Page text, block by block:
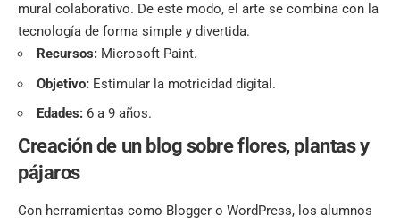
mural colaborativo. De este modo, el arte se combina con la
tecnología de forma simple y divertida.
Recursos: Microsoft Paint.
Objetivo: Estimular la motricidad digital.
Edades: 6 a 9 años.
Creación de un blog sobre flores, plantas y
pájaros
Con herramientas como Blogger o WordPress, los alumnos